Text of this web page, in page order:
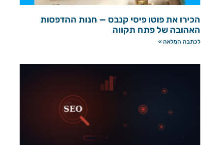
הכירו את פוטו פיסי קנבס — חנות ההדפסות
האהובה של פתח תקווה
לכתבה המלאה »